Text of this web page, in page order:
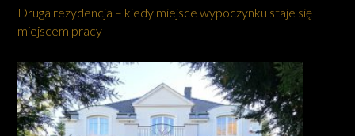
Druga rezydencja – kiedy miejsce wypoczynku staje się
miejscem pracy